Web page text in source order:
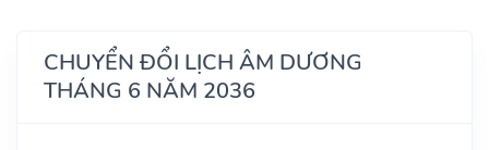
CHUYỂN ĐỔI LỊCH ÂM DƯƠNG
THÁNG 6 NĂM 2036